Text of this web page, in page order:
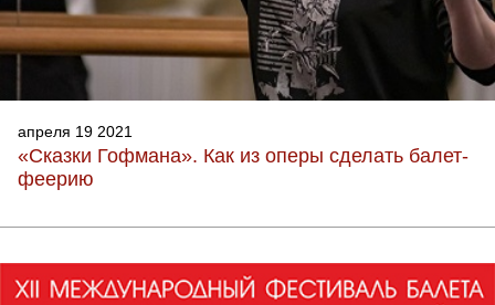
апреля 19 2021
«Сказки Гофмана». Как из оперы сделать балет-
феерию